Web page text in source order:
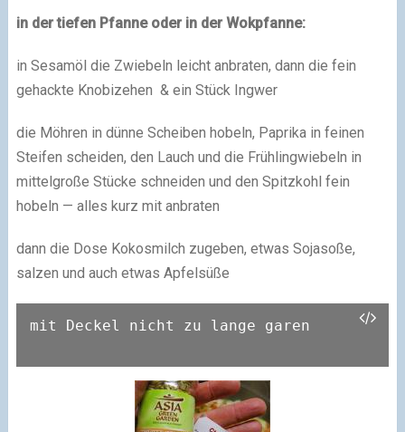
in der tiefen Pfanne oder in der Wokpfanne:
in Sesamöl die Zwiebeln leicht anbraten, dann die fein
gehackte Knobizehen & ein Stück Ingwer
die Möhren in dünne Scheiben hobeln, Paprika in feinen
Steifen scheiden, den Lauch und die Frühlingwiebeln in
mittelgroße Stücke schneiden und den Spitzkohl fein
hobeln — alles kurz mit anbraten
dann die Dose Kokosmilch zugeben, etwas Sojasoße,
salzen und auch etwas Apfelsüße
mit Deckel nicht zu lange garen